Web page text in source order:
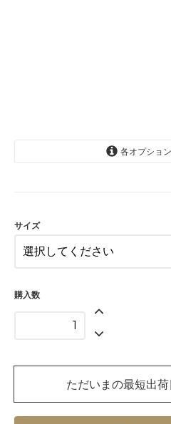
各オプショ
サイズ
購入数
ただいまの最短出荷